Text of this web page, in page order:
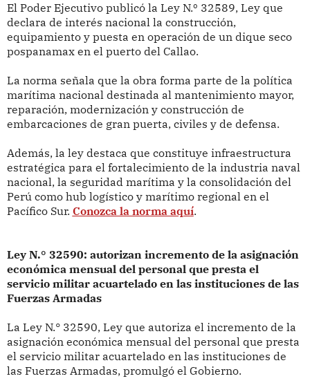
El Poder Ejecutivo publicó la Ley N.º 32589, Ley que
declara de interés nacional la construcción,
equipamiento y puesta en operación de un dique seco
pospanamax en el puerto del Callao.
La norma señala que la obra forma parte de la política
marítima nacional destinada al mantenimiento mayor,
reparación, modernización y construcción de
embarcaciones de gran puerta, civiles y de defensa.
Además, la ley destaca que constituye infraestructura
estratégica para el fortalecimiento de la industria naval
nacional, la seguridad marítima y la consolidación del
Perú como hub logístico y marítimo regional en el
Pacífico Sur. Conozca la norma aquí.
Ley N.° 32590: autorizan incremento de la asignación
económica mensual del personal que presta el
servicio militar acuartelado en las instituciones de las
Fuerzas Armadas
La Ley N.° 32590, Ley que autoriza el incremento de la
asignación económica mensual del personal que presta
el servicio militar acuartelado en las instituciones de
las Fuerzas Armadas, promulgó el Gobierno.